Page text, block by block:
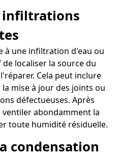
infiltrations
à une infiltration d'eau ou
localiser la source du
Cela peut inclure
mise à jour des joints ou
défectueuses. Après
abondamment la
toute humidité résiduelle.
condensation